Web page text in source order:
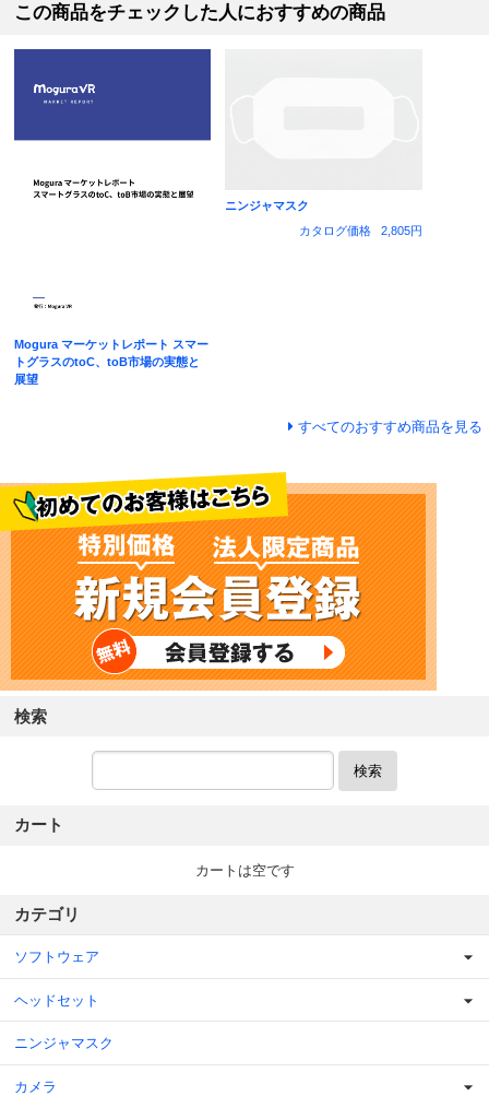
この商品をチェックした人におすすめの商品
Mogura マーケットレポート スマー
トグラスのtoC、toB市場の実態と
展望
ニンジャマスク
カタログ価格
2,805円
すべてのおすすめ商品を見る
検索
検索
カート
カートは空です
カテゴリ
ソフトウェア
ヘッドセット
ニンジャマスク
カメラ